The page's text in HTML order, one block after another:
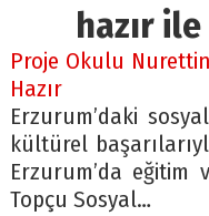
hazır
Proje Okulu
Hazır
Erzurum’daki
kültürel
Erzurum’da eğitim
Topçu Sosyal…